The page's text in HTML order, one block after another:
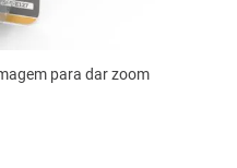
para dar zoom